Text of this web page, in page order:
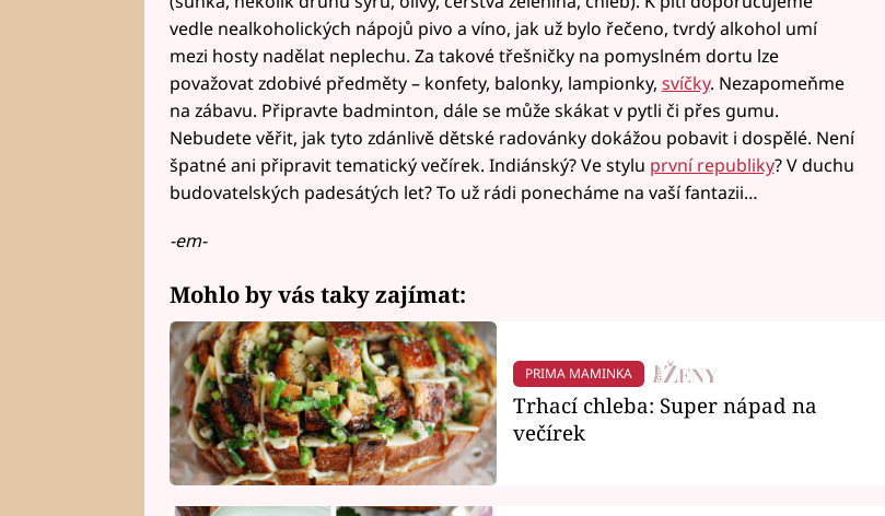
vedle nealkoholických nápojů pivo a víno, jak už bylo řečeno, tvrdý alkohol umí
mezi hosty nadělat neplechu. Za takové třešničky na pomyslném dortu lze
považovat zdobivé předměty – konfety, balonky, lampionky, svíčky. Nezapomeňme
na zábavu. Připravte badminton, dále se může skákat v pytli či přes gumu.
Nebudete věřit, jak tyto zdánlivě dětské radovánky dokážou pobavit i dospělé. Není
špatné ani připravit tematický večírek. Indiánský? Ve stylu první republiky? V duchu
budovatelských padesátých let? To už rádi ponecháme na vaší fantazii…
-em-
Mohlo by vás taky zajímat:
PRIMA MAMINKA
Trhací chleba: Super nápad na
večírek